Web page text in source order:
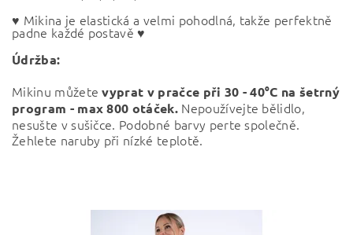
♥ Mikina je elastická a velmi pohodlná, takže perfektně
padne každé postavě ♥
Údržba:
Mikinu můžetevyprat v pračce při 30 - 40°C na šetrný
program - max 800 otáček. Nepoužívejte bělidlo,
nesušte v sušičce. Podobné barvy perte společně.
Žehlete naruby při nízké teplotě.